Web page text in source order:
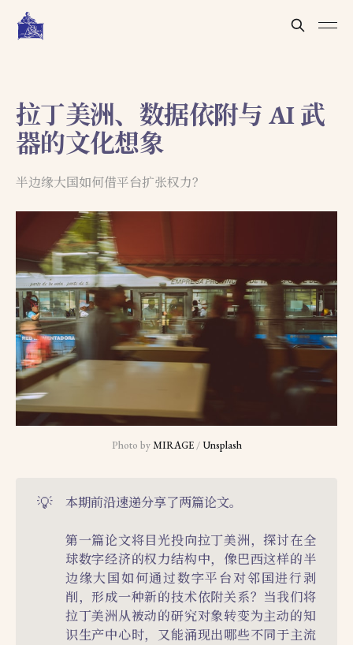
拉丁美洲、数据依附与 AI 武
器的文化想象
半边缘大国如何借平台扩张权力？
Photo by MIRAGE / Unsplash
💡 本期前沿速递分享了两篇论文。
第一篇论文将目光投向拉丁美洲，探讨在全
球数字经济的权力结构中，像巴西这样的半
边缘大国如何通过数字平台对邻国进行剥
削，形成一种新的技术依附关系？当我们将
拉丁美洲从被动的研究对象转变为主动的知
识生产中心时，又能涌现出哪些不同于主流